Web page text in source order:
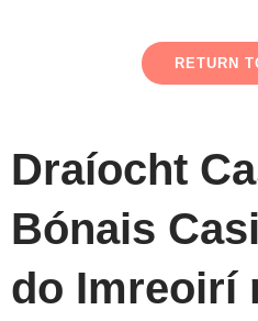
RETURN
Draíocht
Bónais
do Imreoirí